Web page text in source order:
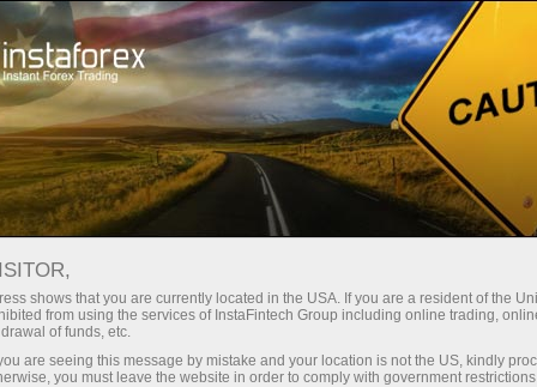
Трейдерам
Торговые условия
Ripple
shows that you are currently located in the USA. If you are a resident of the
from using the services of InstaFintech Group including online trading,
of funds, etc.
are seeing this message by mistake and your location is not the US, kindly
you must leave the website in order to comply with government